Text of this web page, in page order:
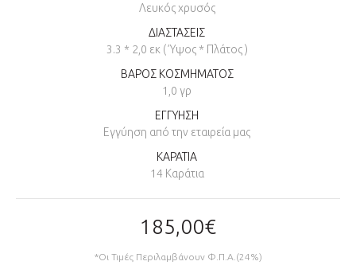
Λευκός χρυσός
ΔΙΑΣΤΑΣΕΙΣ
3.3 * 2,0 εκ ( Ύψος * Πλάτος )
ΒΑΡΟΣ ΚΟΣΜΗΜΑΤΟΣ
1,0 γρ
ΕΓΓΥΗΣΗ
Εγγύηση από την εταιρεία μας
ΚΑΡΑΤΙΑ
14 Καράτια
185,00€
*Οι Τιμές Περιλαμβάνουν Φ.Π.Α.(24%)